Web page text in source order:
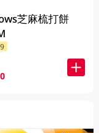
芝麻梳打餅